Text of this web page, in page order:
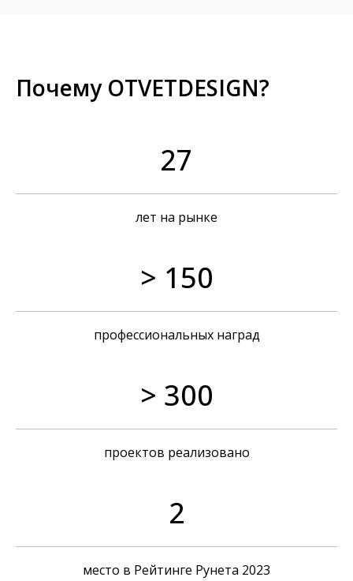
Почему OTVETDESIGN?
27
лет на рынке
> 150
профессиональных наград
> 300
проектов реализовано
2
место в Рейтинге Рунета 2023
Communications agency © 2013–2026
Блог